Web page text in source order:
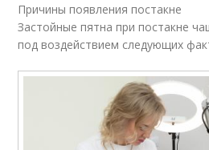
Причины появления постакне
Застойные пятна при постакне
под воздействием следующих